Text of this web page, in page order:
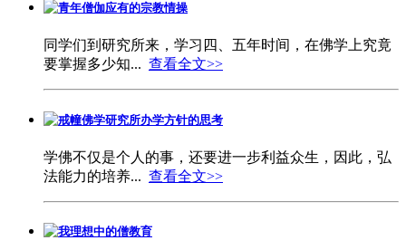
青年僧伽应有的宗教情操
同学们到研究所来，学习四、五年时间，在佛学上究竟
要掌握多少知... 查看全文>>
戒幢佛学研究所办学方针的思考
学佛不仅是个人的事，还要进一步利益众生，因此，弘
法能力的培养... 查看全文>>
我理想中的僧教育